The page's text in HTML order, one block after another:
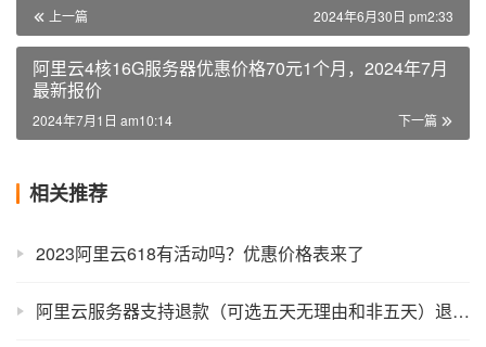
上一篇 2024年6月30日 pm2:33
阿里云4核16G服务器优惠价格70元1个月，2024年7月
最新报价
下一篇
2024年7月1日 am10:14
相关推荐
2023阿里云618有活动吗？优惠价格表来了
阿里云服务器支持退款（可选五天无理由和非五天）退款流程规则